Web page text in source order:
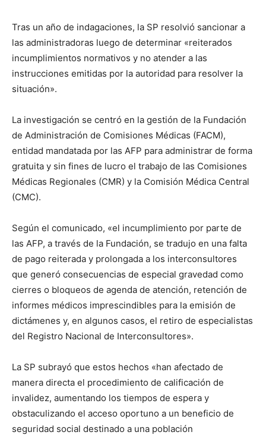
Tras un año de indagaciones, la SP resolvió sancionar a
las administradoras luego de determinar «reiterados
incumplimientos normativos y no atender a las
instrucciones emitidas por la autoridad para resolver la
situación».
La investigación se centró en la gestión de la Fundación
de Administración de Comisiones Médicas (FACM),
entidad mandatada por las AFP para administrar de forma
gratuita y sin fines de lucro el trabajo de las Comisiones
Médicas Regionales (CMR) y la Comisión Médica Central
(CMC).
Según el comunicado, «el incumplimiento por parte de
las AFP, a través de la Fundación, se tradujo en una falta
de pago reiterada y prolongada a los interconsultores
que generó consecuencias de especial gravedad como
cierres o bloqueos de agenda de atención, retención de
informes médicos imprescindibles para la emisión de
dictámenes y, en algunos casos, el retiro de especialistas
del Registro Nacional de Interconsultores».
La SP subrayó que estos hechos «han afectado de
manera directa el procedimiento de calificación de
invalidez, aumentando los tiempos de espera y
obstaculizando el acceso oportuno a un beneficio de
seguridad social destinado a una población